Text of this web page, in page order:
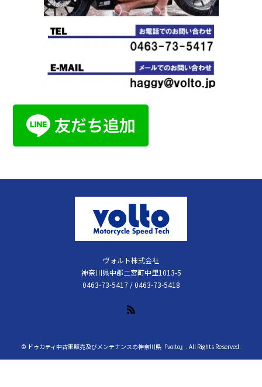
ヴォルト株式会社
神奈川県中郡二宮町中里1013-5
0463-73-5417 / 0463-73-5418
© ドゥカティ中古車販売及びメンテナンスの神奈川県『volto』 . All Rights Reserved.